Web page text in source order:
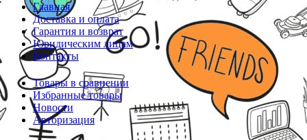
Главная
Доставка и оплата
Гарантия и возврат
Юридическим лицам
Контакты
Товары в сравнении
Избранные товары
Новости
Авторизация